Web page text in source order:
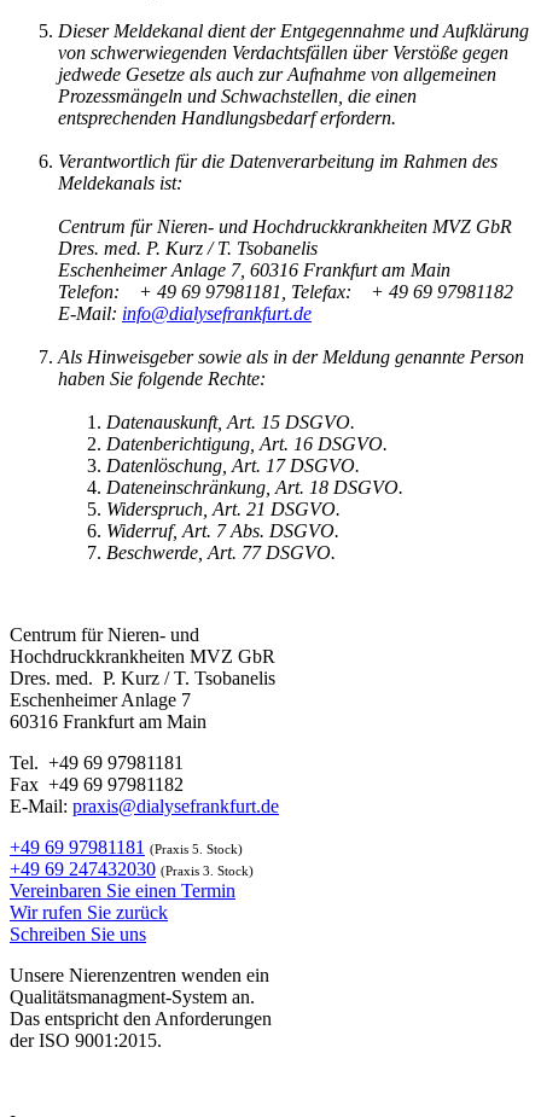
Dieser Meldekanal dient der Entgegennahme und Aufklärung
von schwerwiegenden Verdachtsfällen über Verstöße gegen
jedwede Gesetze als auch zur Aufnahme von allgemeinen
Prozessmängeln und Schwachstellen, die einen
entsprechenden Handlungsbedarf erfordern.
Verantwortlich für die Datenverarbeitung im Rahmen des
Meldekanals ist:
Centrum für Nieren- und Hochdruckkrankheiten MVZ GbR
Dres. med. P. Kurz / T. Tsobanelis
Eschenheimer Anlage 7, 60316 Frankfurt am Main
Telefon: + 49 69 97981181, Telefax: + 49 69 97981182
E-Mail: info@dialysefrankfurt.de
Als Hinweisgeber sowie als in der Meldung genannte Person
haben Sie folgende Rechte:
Datenauskunft, Art. 15 DSGVO.
Datenberichtigung, Art. 16 DSGVO.
Datenlöschung, Art. 17 DSGVO.
Dateneinschränkung, Art. 18 DSGVO.
Widerspruch, Art. 21 DSGVO.
Widerruf, Art. 7 Abs. DSGVO.
Beschwerde, Art. 77 DSGVO.
Centrum für Nieren- und
Hochdruckkrankheiten MVZ GbR
Dres. med. P. Kurz / T. Tsobanelis
Eschenheimer Anlage 7
60316 Frankfurt am Main
Tel. +49 69 97981181
Fax +49 69 97981182
E-Mail: praxis@dialysefrankfurt.de
+49 69 97981181 (Praxis 5. Stock)
+49 69 247432030 (Praxis 3. Stock)
Vereinbaren Sie einen Termin
Wir rufen Sie zurück
Schreiben Sie uns
Unsere Nierenzentren wenden ein
Qualitätsmanagment-System an.
Das entspricht den Anforderungen
der ISO 9001:2015.